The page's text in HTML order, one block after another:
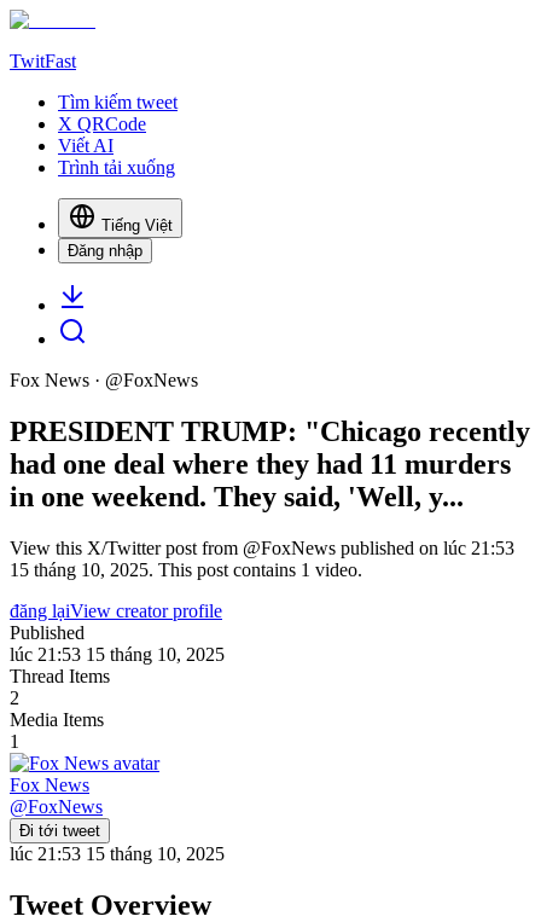
TwitFast
Tìm kiếm tweet
X QRCode
Viết AI
Trình tải xuống
Tiếng Việt
Đăng nhập
Fox News · @FoxNews
PRESIDENT TRUMP: "Chicago recently
had one deal where they had 11 murders
in one weekend. They said, 'Well, y...
View this X/Twitter post from @FoxNews published on lúc 21:53
15 tháng 10, 2025. This post contains 1 video.
đăng lạiView creator profile
Published
lúc 21:53 15 tháng 10, 2025
Thread Items
2
Media Items
1
Fox News
@FoxNews
Đi tới tweet
lúc 21:53 15 tháng 10, 2025
Tweet Overview